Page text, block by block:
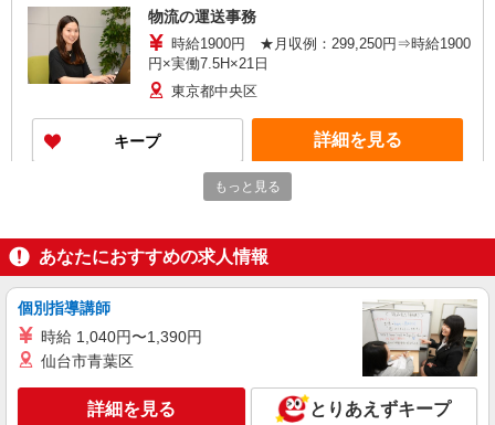
物流の運送事務
時給1900円 ★月収例：299,250円⇒時給1900
円×実働7.5H×21日
東京都中央区
キープ 詳細を見る
遺跡発掘作業スタッフ
時給1,560円
東京都中央区
キープ 詳細を見る
もっと見る
あなたにおすすめの求人情報
個別指導講師
時給 1,040円〜1,390円
仙台市青葉区
詳細を見る とりあえずキープ